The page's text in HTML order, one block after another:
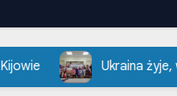
Ukraina żyje, walczy, pracuje